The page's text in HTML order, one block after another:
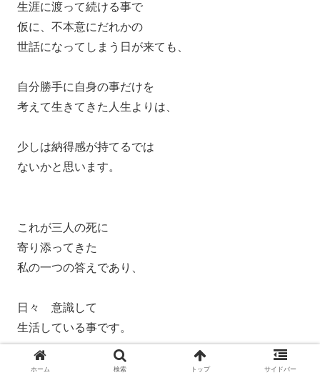
生涯に渡って続ける事で
仮に、不本意にだれかの
世話になってしまう日が来ても、
自分勝手に自身の事だけを
考えて生きてきた人生よりは、
少しは納得感が持てるでは
ないかと思います。
これが三人の死に
寄り添ってきた
私の一つの答えであり、
日々 意識して
生活している事です。
きっとこれ以外にも
ホーム 検索 トップ サイドバー